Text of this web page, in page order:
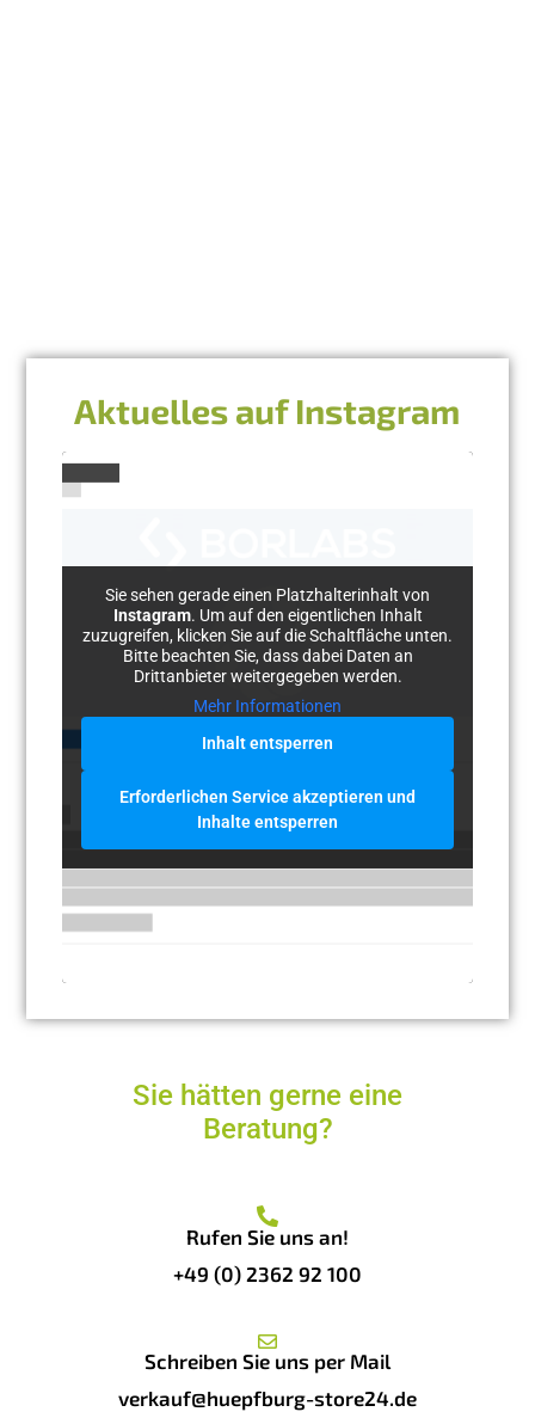
Aktuelles auf Instagram
Sie sehen gerade einen Platzhalterinhalt von
Instagram. Um auf den eigentlichen Inhalt
zuzugreifen, klicken Sie auf die Schaltfläche unten.
Bitte beachten Sie, dass dabei Daten an
Drittanbieter weitergegeben werden.
Mehr Informationen
Inhalt entsperren
Erforderlichen Service akzeptieren und
Inhalte entsperren
Sie hätten gerne eine
Beratung?
Rufen Sie uns an!
+49 (0) 2362 92 100
Schreiben Sie uns per Mail
verkauf@huepfburg-store24.de